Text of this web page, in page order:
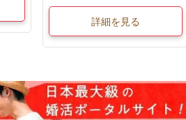
詳細を見る